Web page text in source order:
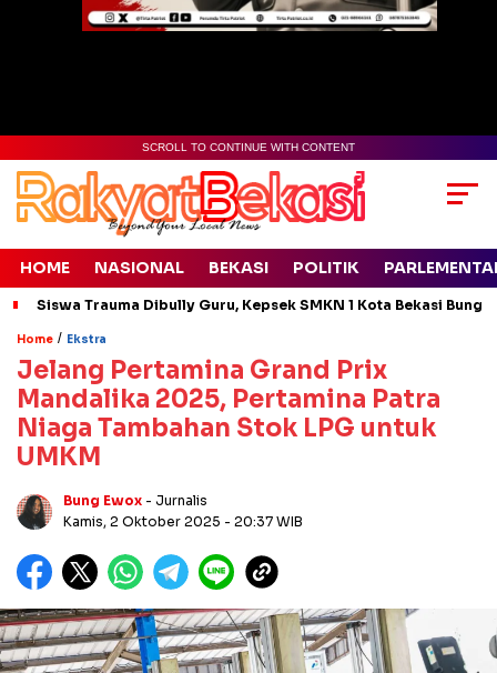
SCROLL TO CONTINUE WITH CONTENT
HOME NASIONAL BEKASI POLITIK
Siswa Trauma Dibully Guru, Kepsek SMKN 1 Kota Bekasi
Home / Ekstra
Jelang Pertamina Grand Prix
Mandalika 2025, Pertamina Patra
Niaga Tambahan Stok LPG untuk
UMKM
Bung Ewox - Jurnalis
Kamis, 2 Oktober 2025 - 20:37 WIB